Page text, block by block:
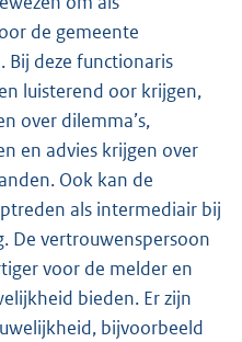
de gemeente
deze functionaris
luisterend oor krijgen,
over dilemma’s,
en advies krijgen over
Ook kan de
als intermediair bij
De vertrouwenspersoon
voor de melder en
bieden. Er zijn
bijvoorbeeld